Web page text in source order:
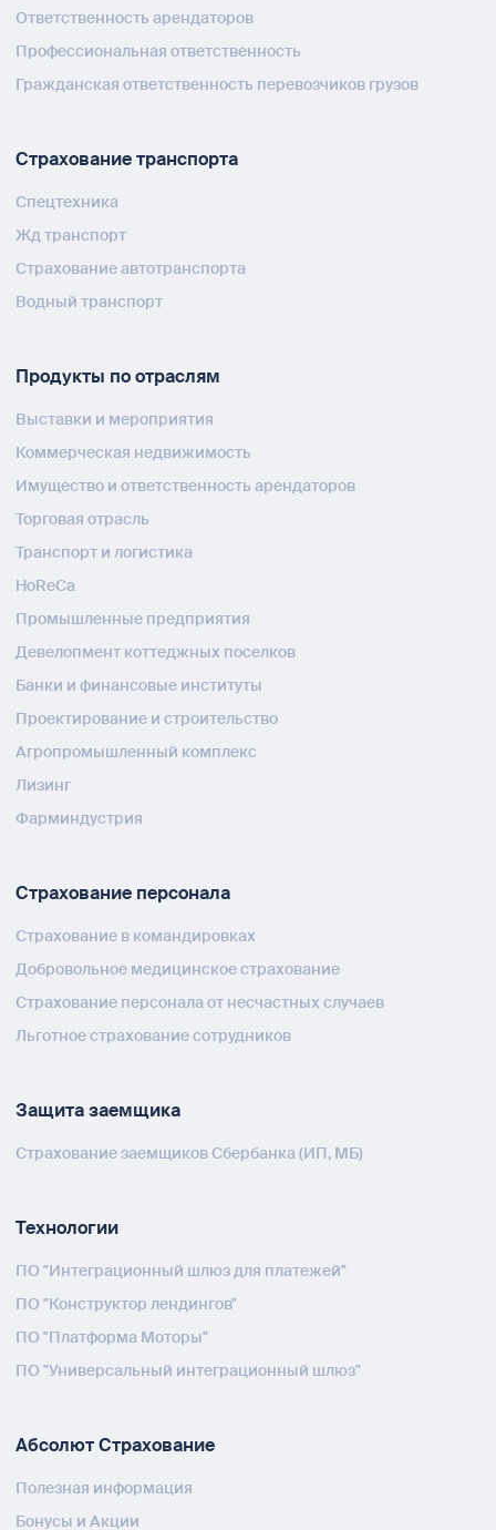
Ответственность арендаторов
Профессиональная ответственность
Гражданская ответственность перевозчиков грузов
Страхование транспорта
Спецтехника
Жд транспорт
Страхование автотранспорта
Водный транспорт
Продукты по отраслям
Выставки и мероприятия
Коммерческая недвижимость
Имущество и ответственность арендаторов
Торговая отрасль
Транспорт и логистика
HoReCa
Промышленные предприятия
Девелопмент коттеджных поселков
Банки и финансовые институты
Проектирование и строительство
Агропромышленный комплекс
Лизинг
Фарминдустрия
Страхование персонала
Страхование в командировках
Добровольное медицинское страхование
Страхование персонала от несчастных случаев
Льготное страхование сотрудников
Защита заемщика
Страхование заемщиков Сбербанка (ИП, МБ)
Технологии
ПО "Интеграционный шлюз для платежей"
ПО "Конструктор лендингов"
ПО "Платформа Моторы"
ПО "Универсальный интеграционный шлюз"
Абсолют Страхование
Полезная информация
Бонусы и Акции